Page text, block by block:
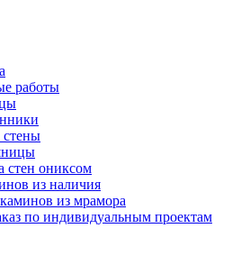
работы
стен ониксом
из наличия
из мрамора
по индивидуальным проектам